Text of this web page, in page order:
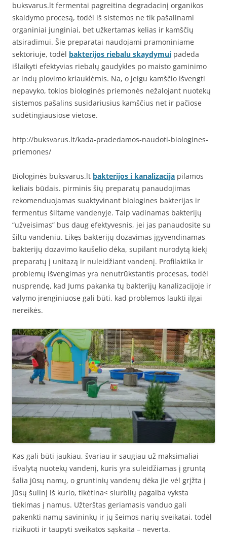
buksvarus.lt fermentai pagreitina degradacinį organikos
skaidymo procesą, todėl iš sistemos ne tik pašalinami
organiniai junginiai, bet užkertamas kelias ir kamščių
atsiradimui. Šie preparatai naudojami pramoniniame
sektoriuje, todėl bakterijos riebalu skaydymui padeda
išlaikyti efektyvias riebalų gaudykles po maisto gaminimo
ar indų plovimo kriauklėmis. Na, o jeigu kamščio išvengti
nepavyko, tokios biologinės priemonės nežalojant nuotekų
sistemos pašalins susidariusius kamščius net ir pačiose
sudėtingiausiose vietose.
http://buksvarus.lt/kada-pradedamos-naudoti-biologines-
priemones/
Biologinės buksvarus.lt bakterijos i kanalizacija pilamos
keliais būdais. pirminis šių preparatų panaudojimas
rekomenduojamas suaktyvinant biologines bakterijas ir
fermentus šiltame vandenyje. Taip vadinamas bakterijų
“užveisimas” bus daug efektyvesnis, jei jas panaudosite su
šiltu vandeniu. Likęs bakterijų dozavimas įgyvendinamas
bakterijų dozavimo kaušelio dėka, supilant nurodytą kiekį
preparatų į unitazą ir nuleidžiant vandenį. Profilaktika ir
problemų išvengimas yra nenutrūkstantis procesas, todėl
nusprendę, kad Jums pakanka tų bakterijų kanalizacijoje ir
valymo įrenginiuose gali būti, kad problemos laukti ilgai
nereikės.
Kas gali būti jaukiau, švariau ir saugiau už maksimaliai
išvalytą nuotekų vandenį, kuris yra suleidžiamas į gruntą
šalia jūsų namų, o gruntinių vandenų dėka jie vėl grįžta į
Jūsų šulinį iš kurio, tikėtina< siurblių pagalba vyksta
tiekimas į namus. Užterštas geriamasis vanduo gali
pakenkti namų savininkų ir jų šeimos narių sveikatai, todėl
rizikuoti ir taupyti sveikatos sąskaita – neverta.